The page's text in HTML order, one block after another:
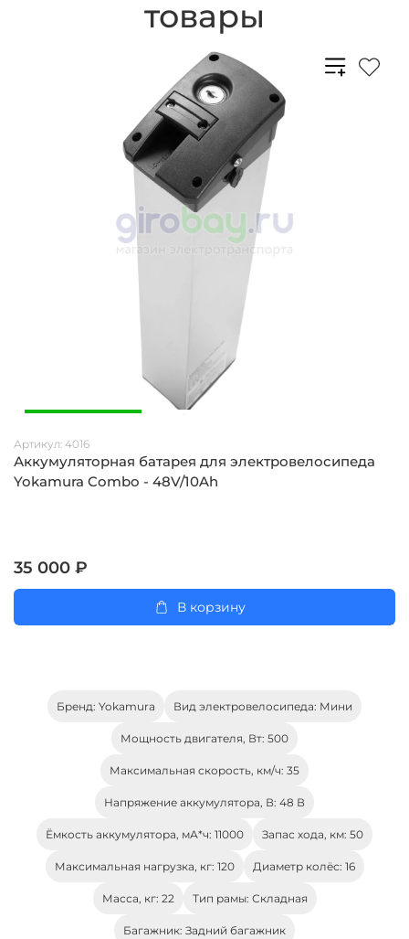
товары
Артикул: 4016
Аккумуляторная батарея для электровелосипеда
Yokamura Combo - 48V/10Ah
35 000 ₽
В корзину
Бренд: Yokamura Вид электровелосипеда: Мини
Мощность двигателя, Вт: 500
Максимальная скорость, км/ч: 35
Напряжение аккумулятора, В: 48 В
Ёмкость аккумулятора, мА*ч: 11000 Запас хода, км: 50
Максимальная нагрузка, кг: 120 Диаметр колёс: 16
Масса, кг: 22 Тип рамы: Складная
Багажник: Задний багажник